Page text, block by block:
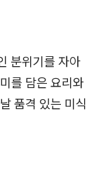
분위기를 자아
를 담은 요리와
품격 있는 미식